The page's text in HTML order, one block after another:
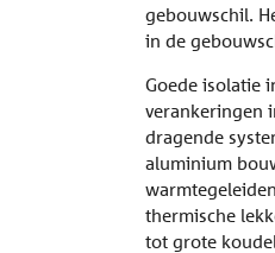
gebouwschil.
in de
Goede isolatie
verankeringen
dragende
aluminium
thermische
tot grote